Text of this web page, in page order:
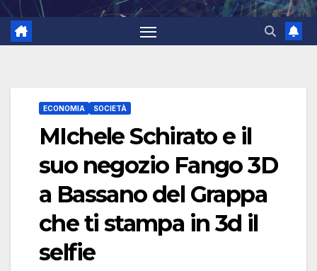
ECONOMIA SOCIETÀ
MIchele Schirato e il
suo negozio Fango 3D
a Bassano del Grappa
che ti stampa in 3d il
selfie